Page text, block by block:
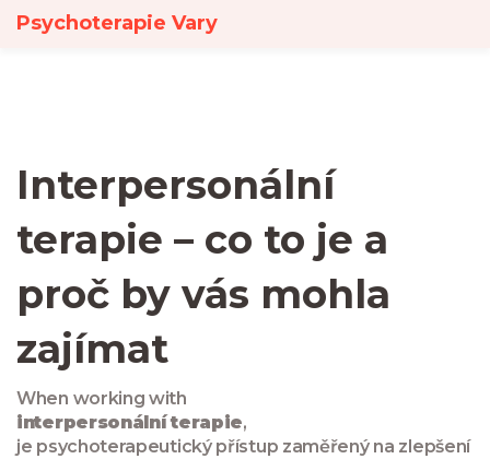
Psychoterapie Vary
Interpersonální
terapie – co to je a
proč by vás mohla
zajímat
When working with
interpersonální terapie,
je psychoterapeutický přístup zaměřený na zlepšení